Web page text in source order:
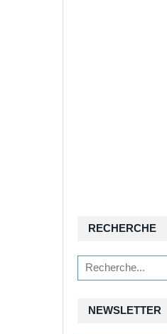
NEWSLETTER
RECHERCHE